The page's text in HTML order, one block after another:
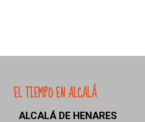
EL TIEMPO EN ALCALÁ
ALCALÁ DE HENARES